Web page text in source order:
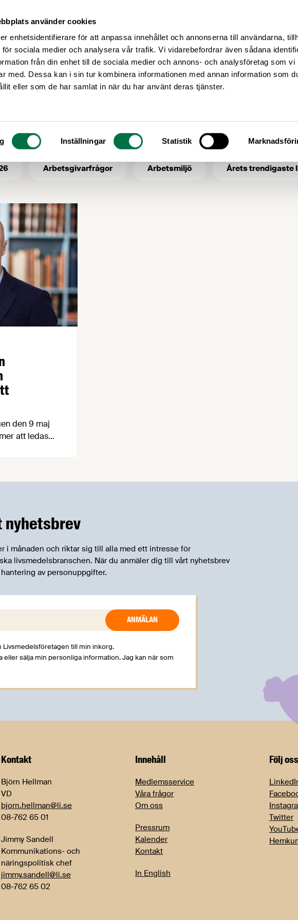
använder cookies
enhetsidentifierare för att anpassa innehållet och annonserna till användarna,
för sociala medier och analysera vår trafik. Vi vidarebefordrar även sådana
från din enhet till de sociala medier och annons- och analysföretag som vi
med. Dessa kan i sin tur kombinera informationen med annan information som
eller som de har samlat in när du har använt deras tjänster.
Inställningar Statistik
/ EU-debatt
- ämne: EU-debatt
Arbetsgivarfrågor Arbetsmiljö Årets trendigaste
den 9 maj
att ledas
Swedish
inför
nyhetsbrev
i månaden och riktar sig till alla med ett intresse för
livsmedelsbranschen. När du anmäler dig till vårt nyhetsbrev
av personuppgifter.
Livsmedelsföretagen till min inkorg.
eller sälja min personliga information. Jag kan när som
Kontakt
Björn Hellman
VD
bjorn.hellman@li.se
08-762 65 01
Jimmy Sandell
Kommunikations- och
näringspolitisk chef
jimmy.sandell@li.se
08-762 65 02
Innehåll
Medlemsservice
Våra frågor
Om oss
Pressrum
Kalender
Kontakt
In English
Följ oss
Twitter